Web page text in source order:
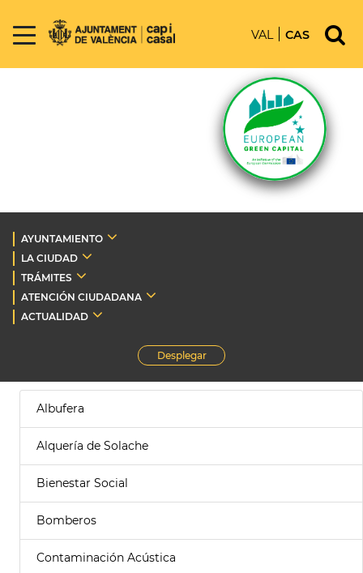
VAL CAS
AYUNTAMIENTO
LA CIUDAD
TRÁMITES
ATENCIÓN CIUDADANA
ACTUALIDAD
Desplegar
Albufera
Alquería de Solache
Bienestar Social
Bomberos
Contaminación Acústica